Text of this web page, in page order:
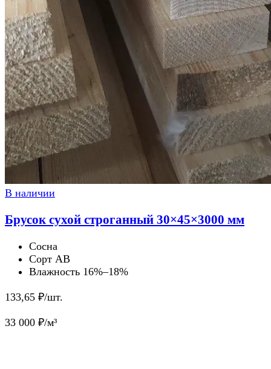
В наличии
Брусок сухой строганный 30×45×3000 мм
Сосна
Сорт AB
Влажность 16%–18%
133,65 ₽/шт.
33 000 ₽/м³